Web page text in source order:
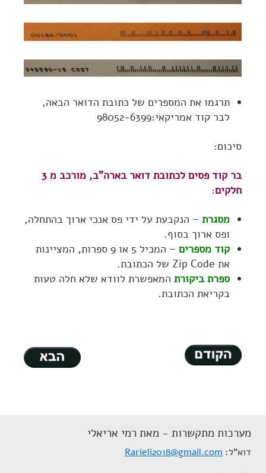
תרגמו את המספרים של כתובת הדואר הבאה,
לבר קוד אמריקאי:98052-6399
סיכום:
בר קוד פסים לכתובת דואר בארה"ב, מורכב מ 3
חלקים:
מסגרת – הנקבעת על ידי פס אנכי ארוך בהתחלה,
ופס ארוך בסוף.
קוד מספרים
– המכיל 5 או 9 ספרות, המציינות
את Zip Code של הכתובת.
ספרת ביקורת המאפשרת לוודא שלא חלה טעות
בקריאת הכתובת.
מערכות מתקשרות - מאת רמי אריאלי
דוא"ל Rarieli2018@gmail.com